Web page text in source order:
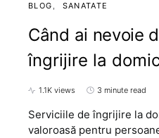
BLOG SANATATE
Când ai nevoie
îngrijire la
1.1K views 3 minute read
Serviciile de îngrijire la
valoroasă pentru